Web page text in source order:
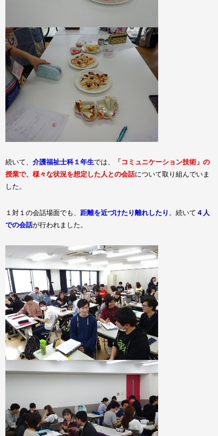
続いて、介護福祉士科１年生では、
「コミュニケーション技術」の
授業で、様々な状況を想定した人との会話について取り組んでいま
した。
１対１の会話場面でも、 距離を近づけたり離れしたり 。続いて ４人
での会話が行われました。